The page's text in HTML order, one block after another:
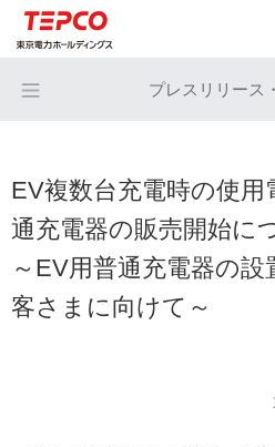
プレスリリース
EV複数台充電時の使
通充電器の販売開始に
～EV用普通充電器の
客さまに向けて～